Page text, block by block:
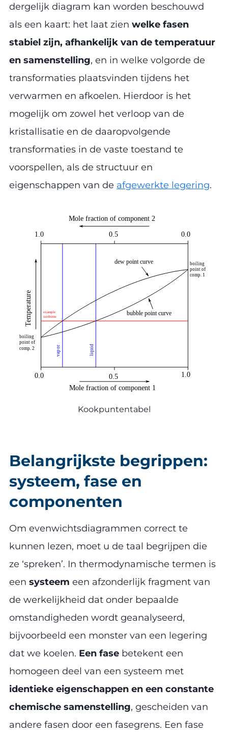
dergelijk diagram kan worden beschouwd
als een kaart: het laat zien welke fasen
stabiel zijn, afhankelijk van de temperatuur
en samenstelling, en in welke volgorde de
transformaties plaatsvinden tijdens het
verwarmen en afkoelen. Hierdoor is het
mogelijk om zowel het verloop van de
kristallisatie en de daaropvolgende
transformaties in de vaste toestand te
voorspellen, als de structuur en
eigenschappen van de afgewerkte legering.
Kookpuntentabel
Belangrijkste begrippen:
systeem, fase en
componenten
Om evenwichtsdiagrammen correct te
kunnen lezen, moet u de taal begrijpen die
ze ‘spreken’. In thermodynamische termen is
een systeem een afzonderlijk fragment van
de werkelijkheid dat onder bepaalde
omstandigheden wordt geanalyseerd,
bijvoorbeeld een monster van een legering
dat we koelen. Een fase betekent een
homogeen deel van een systeem met
identieke eigenschappen en een constante
chemische samenstelling, gescheiden van
andere fasen door een fasegrens. Een fase